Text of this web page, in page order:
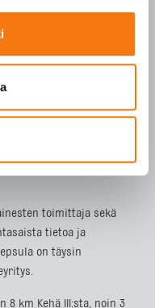
toimittaja sekä
tietoa ja
on täysin
8 km Kehä III:sta, noin 3